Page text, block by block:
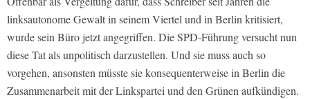
linksautonome Gewalt in seinem Viertel und in Berlin kritisiert,
wurde sein Büro jetzt angegriffen. Die SPD-Führung versucht nun
diese Tat als unpolitisch darzustellen. Und sie muss auch so
vorgehen, ansonsten müsste sie konsequenterweise in Berlin die
Zusammenarbeit mit der Linkspartei und den Grünen aufkündigen.